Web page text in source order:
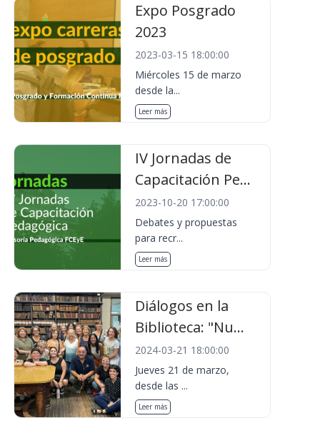
Expo Posgrado
2023
2023-03-15 18:00:00
Miércoles 15 de marzo
desde la...
Leer más
IV Jornadas de
Capacitación Pe...
2023-10-20 17:00:00
Debates y propuestas
para recr...
Leer más
Diálogos en la
Biblioteca: "Nu...
2024-03-21 18:00:00
Jueves 21 de marzo,
desde las ...
Leer más